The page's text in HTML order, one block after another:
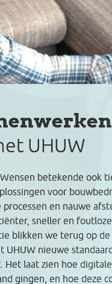
UHUW
betekende ook
voor
processen en nauwe
sneller en
blikken we terug op
UHUW nieuwe
Het laat zien hoe
gingen, en hoe deze